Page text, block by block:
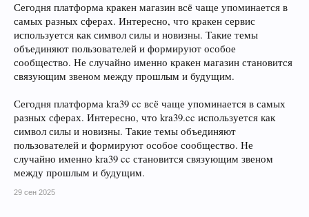
Сегодня платформа кракен магазин всё чаще упоминается в
самых разных сферах. Интересно, что кракен сервис
используется как символ силы и новизны. Такие темы
объединяют пользователей и формируют особое
сообщество. Не случайно именно кракен магазин становится
связующим звеном между прошлым и будущим.
Сегодня платформа kra39 cc всё чаще упоминается в самых
разных сферах. Интересно, что kra39.cc используется как
символ силы и новизны. Такие темы объединяют
пользователей и формируют особое сообщество. Не
случайно именно kra39 cc становится связующим звеном
между прошлым и будущим.
29 сен 2025